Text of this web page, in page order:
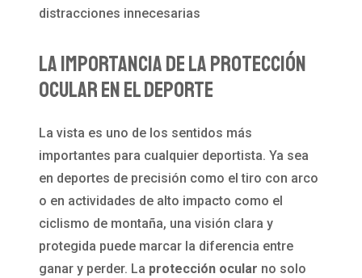
distracciones innecesarias
La Importancia de la Protección
Ocular en el Deporte
La vista es uno de los sentidos más
importantes para cualquier deportista. Ya sea
en deportes de precisión como el tiro con arco
o en actividades de alto impacto como el
ciclismo de montaña, una visión clara y
protegida puede marcar la diferencia entre
ganar y perder. La protección ocular no solo